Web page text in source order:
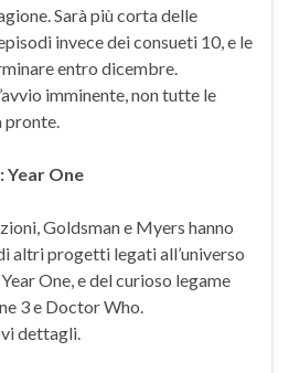
Sarà più corta delle
invece dei consueti 10, e le
entro dicembre.
imminente, non tutte le
pronte.
Year One
Goldsman e Myers hanno
altri progetti legati all’universo
One, e del curioso legame
3 e Doctor Who.
dettagli.